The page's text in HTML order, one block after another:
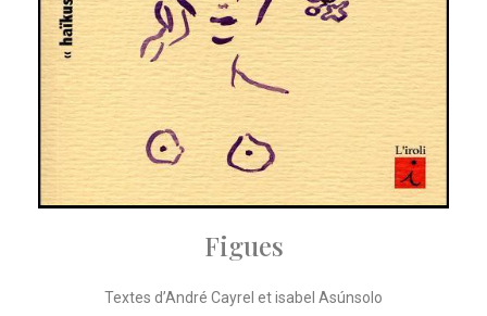
Figues
Textes d’André Cayrel et isabel Asúnsolo